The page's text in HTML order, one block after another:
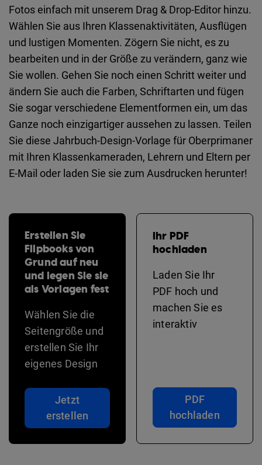
Fotos einfach mit unserem Drag & Drop-Editor hinzu.
Wählen Sie aus Ihren Klassenaktivitäten, Ausflügen
und lustigen Momenten. Zögern Sie nicht, es zu
bearbeiten und in der Größe zu verändern, ganz wie
Sie wollen. Gehen Sie noch einen Schritt weiter und
ändern Sie auch die Farben, Schriftarten und fügen
Sie sogar verschiedene Elementformen ein, um das
Ganze noch einzigartiger aussehen zu lassen. Teilen
Sie diese Jahrbuch-Design-Vorlage für Oberprimaner
mit Ihren Klassenkameraden, Lehrern und Eltern per
E-Mail oder laden Sie sie zum Ausdrucken herunter!
Erstellen Sie
Flipbooks von
Grund auf neu
und legen Sie sie
als Vorlagen fest
Wählen Sie die
Seitengröße und
erstellen Sie Ihr
eigenes Design
Jetzt
erstellen
Ihr PDF
hochladen
Laden Sie Ihr
PDF hoch und
machen Sie es
interaktiv
PDF
hochladen